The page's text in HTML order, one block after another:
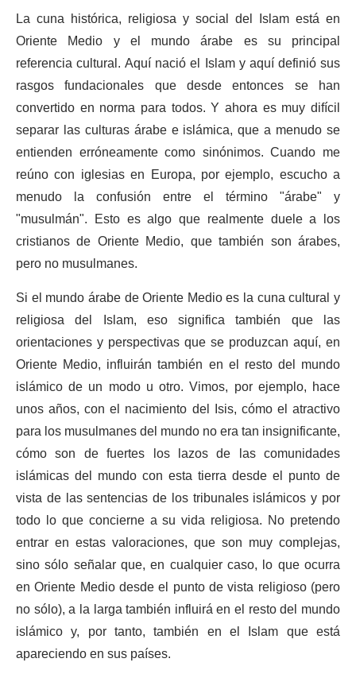
La cuna histórica, religiosa y social del Islam está en
Oriente Medio y el mundo árabe es su principal
referencia cultural. Aquí nació el Islam y aquí definió sus
rasgos fundacionales que desde entonces se han
convertido en norma para todos. Y ahora es muy difícil
separar las culturas árabe e islámica, que a menudo se
entienden erróneamente como sinónimos. Cuando me
reúno con iglesias en Europa, por ejemplo, escucho a
menudo la confusión entre el término "árabe" y
"musulmán". Esto es algo que realmente duele a los
cristianos de Oriente Medio, que también son árabes,
pero no musulmanes.
Si el mundo árabe de Oriente Medio es la cuna cultural y
religiosa del Islam, eso significa también que las
orientaciones y perspectivas que se produzcan aquí, en
Oriente Medio, influirán también en el resto del mundo
islámico de un modo u otro. Vimos, por ejemplo, hace
unos años, con el nacimiento del Isis, cómo el atractivo
para los musulmanes del mundo no era tan insignificante,
cómo son de fuertes los lazos de las comunidades
islámicas del mundo con esta tierra desde el punto de
vista de las sentencias de los tribunales islámicos y por
todo lo que concierne a su vida religiosa. No pretendo
entrar en estas valoraciones, que son muy complejas,
sino sólo señalar que, en cualquier caso, lo que ocurra
en Oriente Medio desde el punto de vista religioso (pero
no sólo), a la larga también influirá en el resto del mundo
islámico y, por tanto, también en el Islam que está
apareciendo en sus países.